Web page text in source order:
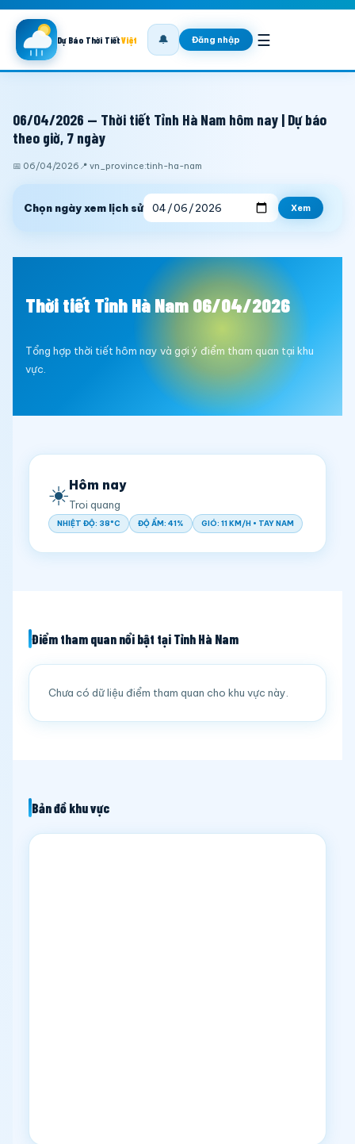
Dự Báo Thời TiếtViệt 🔔 Đăng nhập ☰
06/04/2026 — Thời tiết Tỉnh Hà Nam hôm nay | Dự báo
theo giờ, 7 ngày
📅 06/04/2026 📍 vn_province:tinh-ha-nam
Chọn ngày xem lịch sử Xem
Thời tiết Tỉnh Hà Nam 06/04/2026
Tổng hợp thời tiết hôm nay và gợi ý điểm tham quan tại khu
vực.
☀️Hôm nay
Troi quang
NHIỆT ĐỘ: 38°C ĐỘ ẨM: 41% GIÓ: 11 KM/H • TAY NAM
Điểm tham quan nổi bật tại Tỉnh Hà Nam
Chưa có dữ liệu điểm tham quan cho khu vực này.
Bản đồ khu vực